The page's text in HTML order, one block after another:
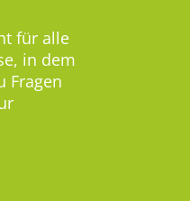
für alle
in dem
Fragen